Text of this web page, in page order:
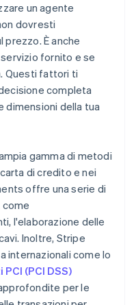
un agente
dovresti
È anche
fornito e se
Questi fattori ti
completa
dimensioni della tua
gamma di metodi
di credito e nei
offre una serie di
come
l'elaborazione delle
Inoltre, Stripe
internazionali come lo
(PCI DSS)
per le